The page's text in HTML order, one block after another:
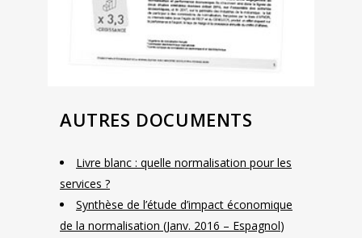
AUTRES DOCUMENTS
Livre blanc : quelle normalisation pour les
services ?
Synthèse de l’étude d’impact économique
de la normalisation (Janv. 2016 – Espagnol)